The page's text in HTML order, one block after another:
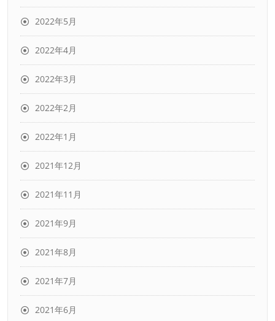
2022年5月
2022年4月
2022年3月
2022年2月
2022年1月
2021年12月
2021年11月
2021年9月
2021年8月
2021年7月
2021年6月